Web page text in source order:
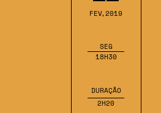
FEV,2019
SEG
18H30
DURAÇÃO
2H20